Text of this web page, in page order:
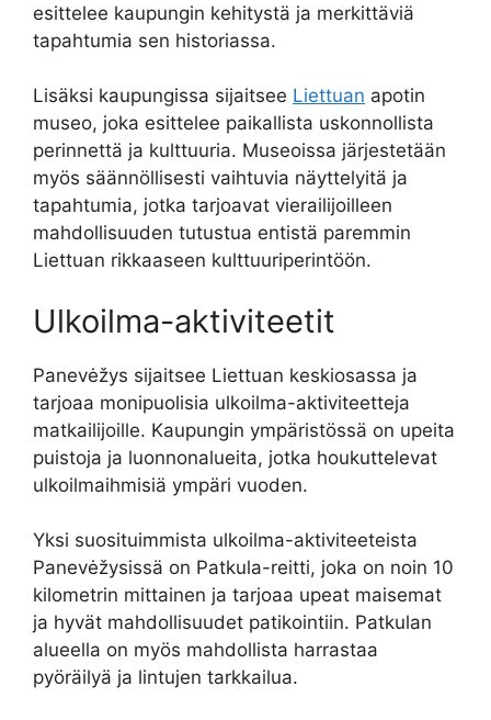
esittelee kaupungin kehitystä ja merkittäviä
tapahtumia sen historiassa.
Lisäksi kaupungissa sijaitsee Liettuan apotin
museo, joka esittelee paikallista uskonnollista
perinnettä ja kulttuuria. Museoissa järjestetään
myös säännöllisesti vaihtuvia näyttelyitä ja
tapahtumia, jotka tarjoavat vierailijoilleen
mahdollisuuden tutustua entistä paremmin
Liettuan rikkaaseen kulttuuriperintöön.
Ulkoilma-aktiviteetit
Panevėžys sijaitsee Liettuan keskiosassa ja
tarjoaa monipuolisia ulkoilma-aktiviteetteja
matkailijoille. Kaupungin ympäristössä on upeita
puistoja ja luonnonalueita, jotka houkuttelevat
ulkoilmaihmisiä ympäri vuoden.
Yksi suosituimmista ulkoilma-aktiviteeteista
Panevėžysissä on Patkula-reitti, joka on noin 10
kilometrin mittainen ja tarjoaa upeat maisemat
ja hyvät mahdollisuudet patikointiin. Patkulan
alueella on myös mahdollista harrastaa
pyöräilyä ja lintujen tarkkailua.